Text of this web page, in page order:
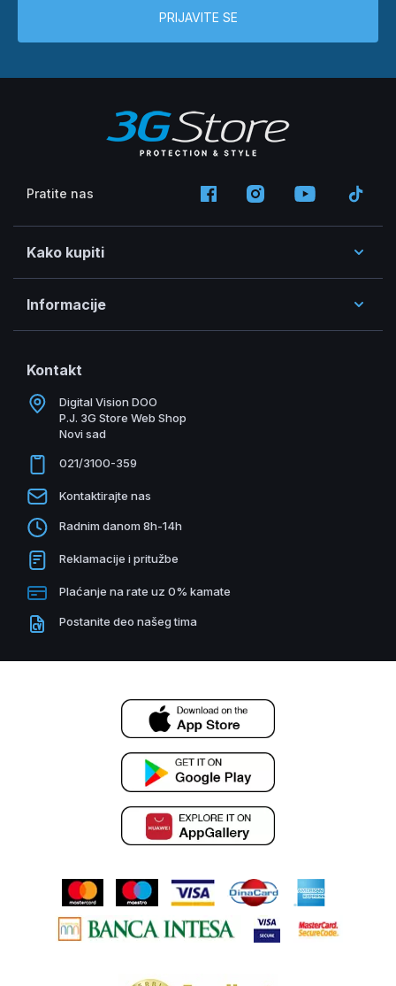
PRIJAVITE SE
Pratite nas
Kako kupiti
Informacije
Kontakt
Digital Vision DOO
P.J. 3G Store Web Shop
Novi sad
021/3100-359
Kontaktirajte nas
Radnim danom 8h-14h
Reklamacije i pritužbe
Plaćanje na rate uz 0% kamate
Postanite deo našeg tima